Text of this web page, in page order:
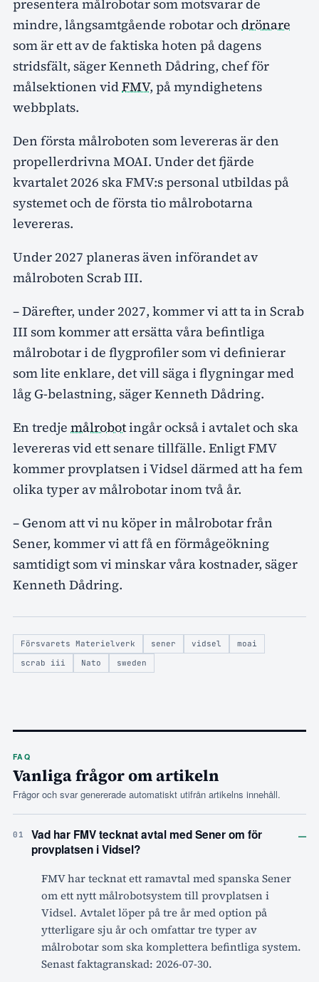
presentera målrobotar som motsvarar de
mindre, långsamtgående robotar och drönare
som är ett av de faktiska hoten på dagens
stridsfält, säger Kenneth Dådring, chef för
målsektionen vidFMV, på myndighetens
webbplats.
Den första målroboten som levereras är den
propellerdrivna MOAI. Under det fjärde
kvartalet 2026 ska FMV:s personal utbildas på
systemet och de första tio målrobotarna
levereras.
Under 2027 planeras även införandet av
målroboten Scrab III.
– Därefter, under 2027, kommer vi att ta in Scrab
III som kommer att ersätta våra befintliga
målrobotar i de flygprofiler som vi definierar
som lite enklare, det vill säga i flygningar med
låg G-belastning, säger Kenneth Dådring.
En tredje målrobotingår också i avtalet och ska
levereras vid ett senare tillfälle. Enligt FMV
kommer provplatsen i Vidsel därmed att ha fem
olika typer av målrobotar inom två år.
– Genom att vi nu köper in målrobotar från
Sener, kommer vi att få en förmågeökning
samtidigt som vi minskar våra kostnader, säger
Kenneth Dådring.
Försvarets Materielverk sener vidsel
moai
scrab iii
Nato sweden
FAQ
Vanliga frågor om artikeln
Frågor och svar genererade automatiskt utifrån artikelns innehåll.
01
Vad har FMV tecknat avtal med Sener om för
provplatsen i Vidsel?
–
FMV har tecknat ett ramavtal med spanska Sener
om ett nytt målrobotsystem till provplatsen i
Vidsel. Avtalet löper på tre år med option på
ytterligare sju år och omfattar tre typer av
målrobotar som ska komplettera befintliga system.
Senast faktagranskad: 2026-07-30.